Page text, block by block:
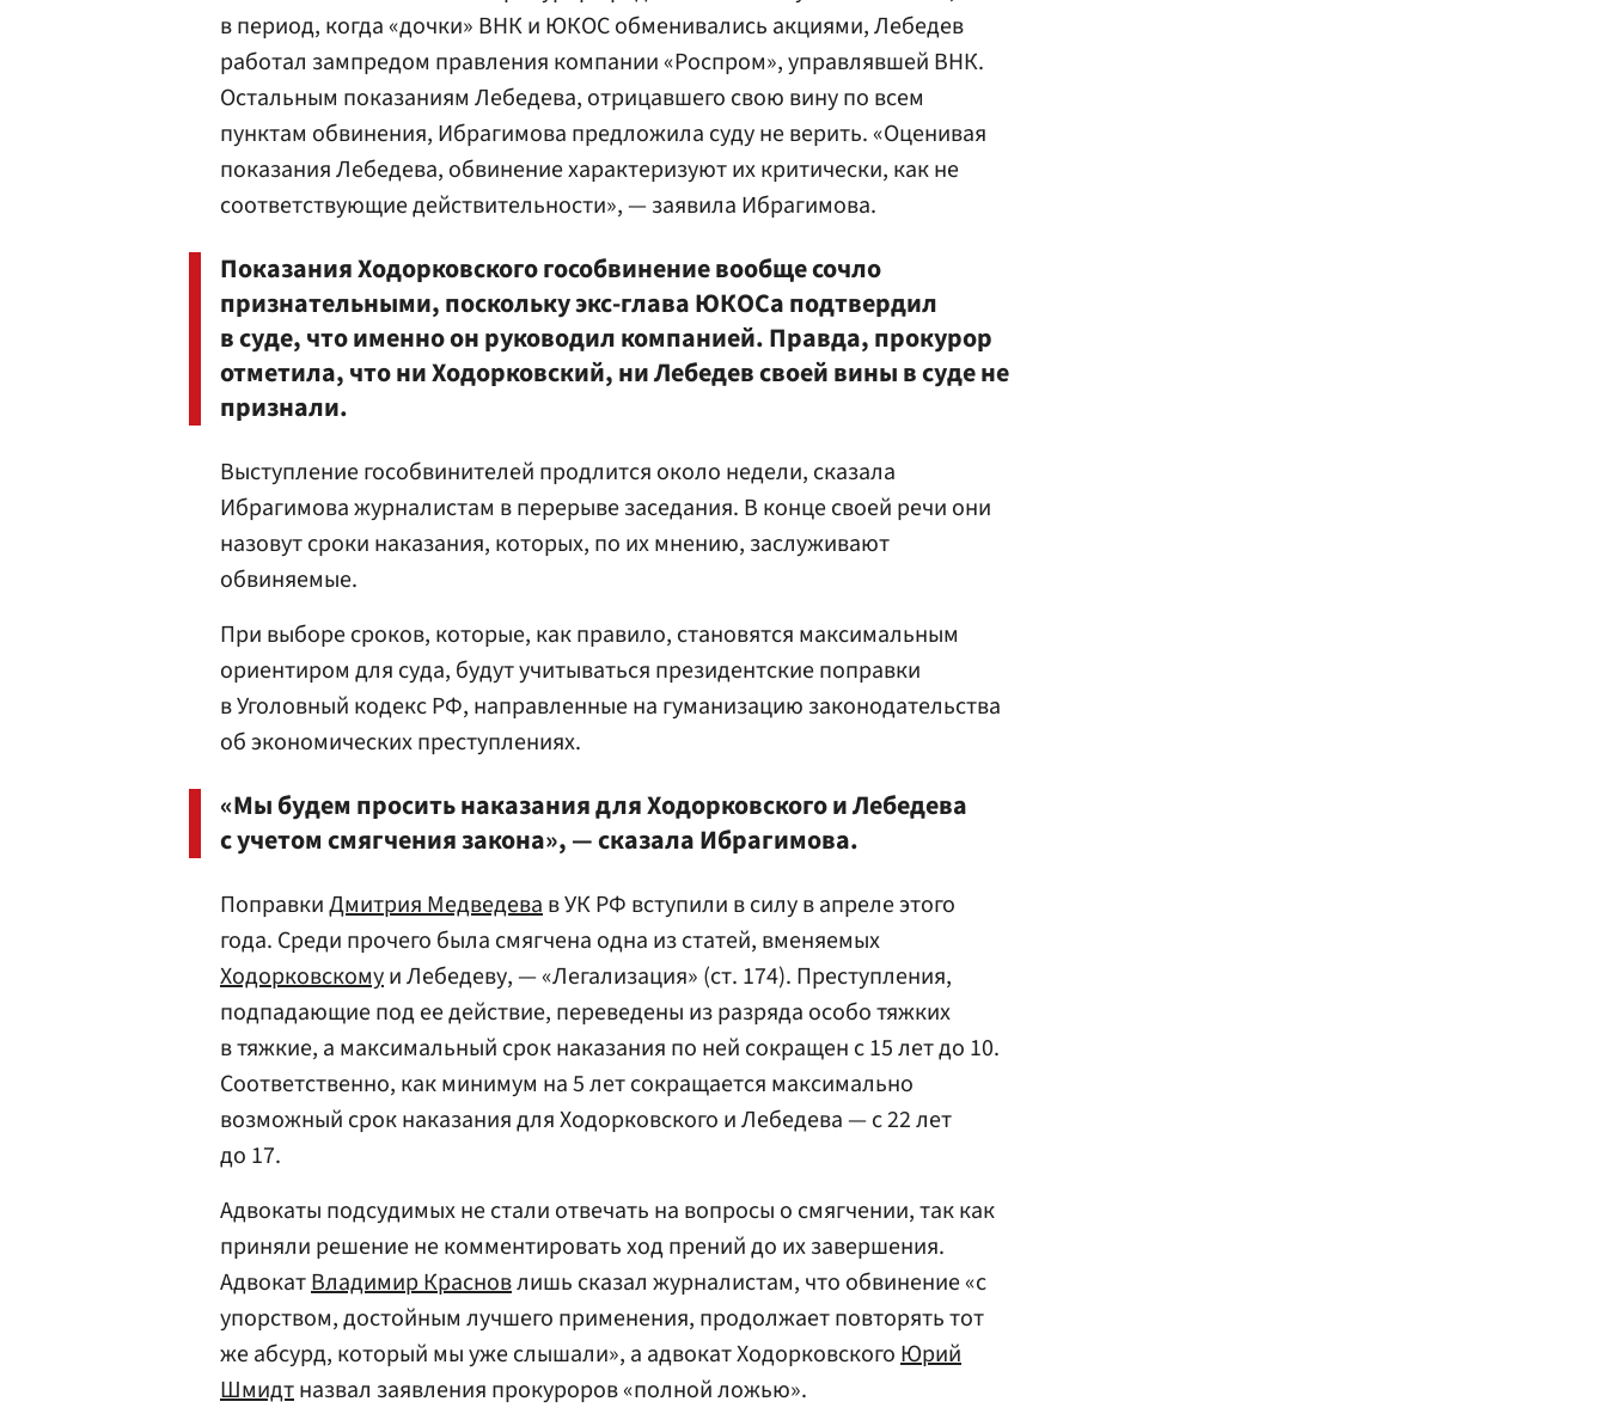
в период, когда «дочки» ВНК и ЮКОС обменивались акциями, Лебедев
работал зампредом правления компании «Роспром», управлявшей ВНК.
Остальным показаниям Лебедева, отрицавшего свою вину по всем
пунктам обвинения, Ибрагимова предложила суду не верить. «Оценивая
показания Лебедева, обвинение характеризуют их критически, как не
соответствующие действительности», — заявила Ибрагимова.
Показания Ходорковского гособвинение вообще сочло
признательными, поскольку экс-глава ЮКОСа подтвердил
в суде, что именно он руководил компанией. Правда, прокурор
отметила, что ни Ходорковский, ни Лебедев своей вины в суде не
признали.
Выступление гособвинителей продлится около недели, сказала
Ибрагимова журналистам в перерыве заседания. В конце своей речи они
назовут сроки наказания, которых, по их мнению, заслуживают
обвиняемые.
При выборе сроков, которые, как правило, становятся максимальным
ориентиром для суда, будут учитываться президентские поправки
в Уголовный кодекс РФ, направленные на гуманизацию законодательства
об экономических преступлениях.
«Мы будем просить наказания для Ходорковского и Лебедева
с учетом смягчения закона», — сказала Ибрагимова.
ПоправкиДмитрия Медведевав УК РФ вступили в силу в апреле этого
года. Среди прочего была смягчена одна из статей, вменяемых
Ходорковскомуи Лебедеву, — «Легализация» (ст. 174). Преступления,
подпадающие под ее действие, переведены из разряда особо тяжких
в тяжкие, а максимальный срок наказания по ней сокращен с 15 лет до 10.
Соответственно, как минимум на 5 лет сокращается максимально
возможный срок наказания для Ходорковского и Лебедева — с 22 лет
до 17.
Адвокаты подсудимых не стали отвечать на вопросы о смягчении, так как
приняли решение не комментировать ход прений до их завершения.
АдвокатВладимир Красновлишь сказал журналистам, что обвинение «с
упорством, достойным лучшего применения, продолжает повторять тот
же абсурд, который мы уже слышали», а адвокат ХодорковскогоЮрий
Шмидтназвал заявления прокуроров «полной ложью».